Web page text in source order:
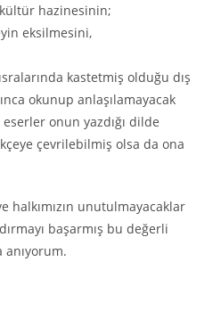
hazinesinin;
eksilmesini,
kastetmiş olduğu dış
okunup anlaşılamayacak
onun yazdığı dilde
çevrilebilmiş olsa da ona
halkımızın unutulmayacaklar
başarmış bu değerli
anıyorum.